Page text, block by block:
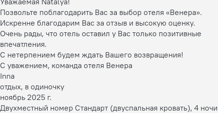
Позвольте поблагодарить Вас за выбор отеля «Венера».
Искренне благодарим Вас за отзыв и высокую оценку.
Очень рады, что отель оставил у Вас только позитивные
впечатления.
С нетерпением будем ждать Вашего возвращения!
С уважением, команда отеля Венера
Inna
отдых, в одиночку
ноябрь 2025 г.
Двухместный номер Стандарт (двуспальная кровать), 4 ночи